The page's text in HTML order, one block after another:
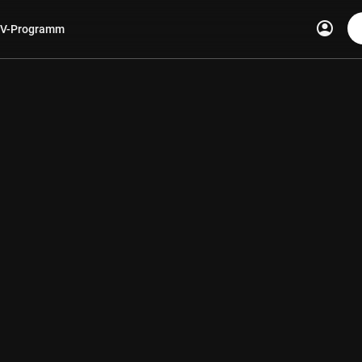
Programm account_circle